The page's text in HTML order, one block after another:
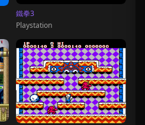
鐵拳3
Playstation